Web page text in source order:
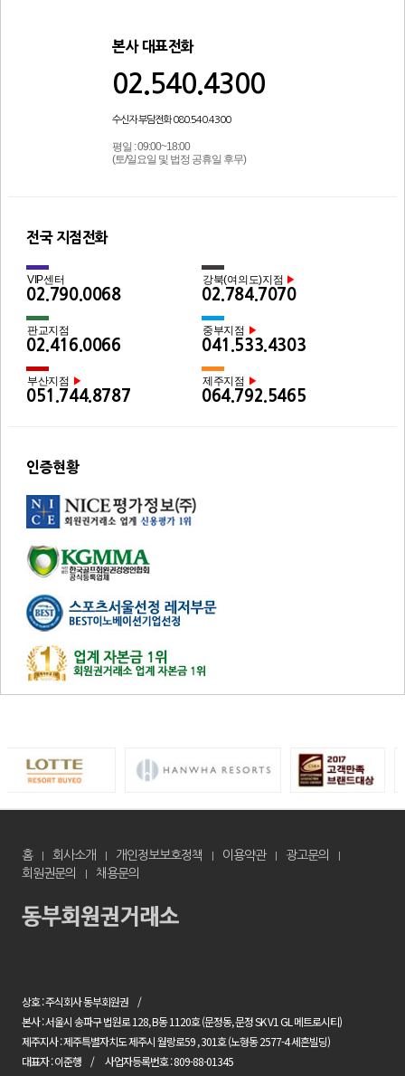
본사 대표전화
02.540.4300
수신자 부담전화 080.540.4300
평일 : 09:00~18:00
(토/일요일 및 법정 공휴일 후무)
전국 지점전화
VIP센터
02.790.0068
강북(여의도)지점 ▶
02.784.7070
판교지점
02.416.0066
중부지점 ▶
041.533.4303
부산지점 ▶
051.744.8787
제주지점 ▶
064.792.5465
인증현황
홈 회사소개 개인정보보호정책 이용약관
광고문의
회원권문의
채용문의
상호 : 주식회사 동부회원권
본사 : 서울시 송파구 법원로 128, B동 1120호 (문정동, 문정 SK V1 GL 메트로시티)
제주지사 : 제주특별자치도 제주시 월랑로59 , 301호 (노형동 2577-4 세흔빌딩)
대표자 : 이준행
사업자등록번호 : 809-88-01345